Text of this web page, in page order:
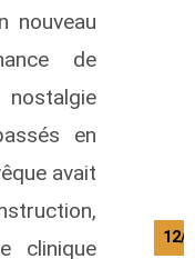
nouveau
de
en
avait
clinique
12/